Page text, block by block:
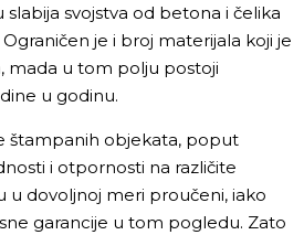
svojstva od betona i čelika
je i broj materijala koji je
mada u tom polju postoji
u godinu.
štampanih objekata, poput
i otpornosti na različite
u dovoljnoj meri proučeni, iako
garancije u tom pogledu. Zato